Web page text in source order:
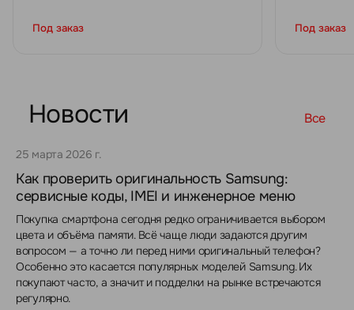
Под заказ Под заказ
Новости Все
25 марта 2026 г.
Как проверить оригинальность Samsung:
сервисные коды, IMEI и инженерное меню
Покупка смартфона сегодня редко ограничивается выбором
цвета и объёма памяти. Всё чаще люди задаются другим
вопросом — а точно ли перед ними оригинальный телефон?
Особенно это касается популярных моделей Samsung. Их
покупают часто, а значит и подделки на рынке встречаются
регулярно.